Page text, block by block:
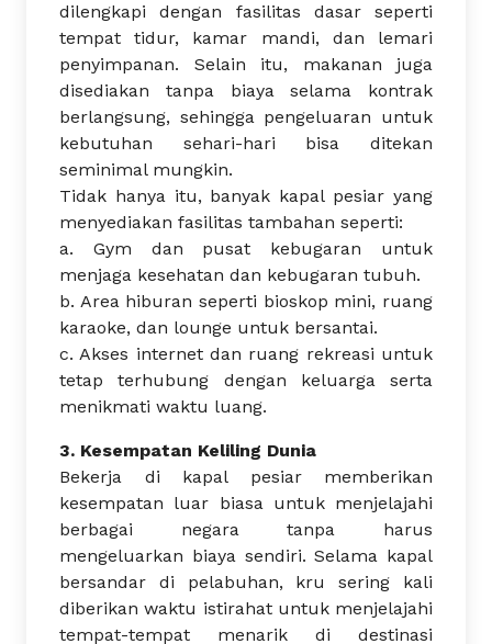
dilengkapi dengan fasilitas dasar seperti
tempat tidur, kamar mandi, dan lemari
penyimpanan. Selain itu, makanan juga
disediakan tanpa biaya selama kontrak
berlangsung, sehingga pengeluaran untuk
kebutuhan sehari-hari bisa ditekan
seminimal mungkin.
Tidak hanya itu, banyak kapal pesiar yang
menyediakan fasilitas tambahan seperti:
a. Gym dan pusat kebugaran untuk
menjaga kesehatan dan kebugaran tubuh.
b. Area hiburan seperti bioskop mini, ruang
karaoke, dan lounge untuk bersantai.
c. Akses internet dan ruang rekreasi untuk
tetap terhubung dengan keluarga serta
menikmati waktu luang.
3. Kesempatan Keliling Dunia
Bekerja di kapal pesiar memberikan
kesempatan luar biasa untuk menjelajahi
berbagai negara tanpa harus
mengeluarkan biaya sendiri. Selama kapal
bersandar di pelabuhan, kru sering kali
diberikan waktu istirahat untuk menjelajahi
tempat-tempat menarik di destinasi